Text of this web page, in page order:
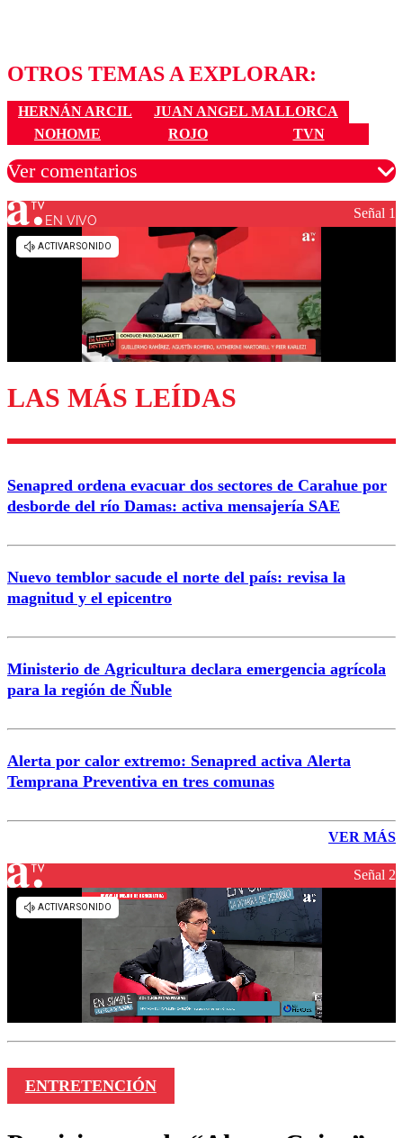
OTROS TEMAS A EXPLORAR:
HERNÁN ARCIL
JUAN ANGEL MALLORCA
NOHOME
ROJO TVN
Ver comentarios
Los comentarios son moderados para garantizar un
diálogo respetuoso.
Enviar comentario
EN VIVO Señal 1
LAS MÁS LEÍDAS
Senapred ordena evacuar dos sectores de Carahue por
desborde del río Damas: activa mensajería SAE
Nuevo temblor sacude el norte del país: revisa la
magnitud y el epicentro
Ministerio de Agricultura declara emergencia agrícola
para la región de Ñuble
Alerta por calor extremo: Senapred activa Alerta
Temprana Preventiva en tres comunas
VER MÁS
Señal 2
ENTRETENCIÓN